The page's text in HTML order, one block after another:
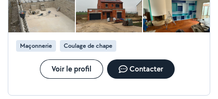
Maçonnerie Coulage de chape
Voir le profil Contacter